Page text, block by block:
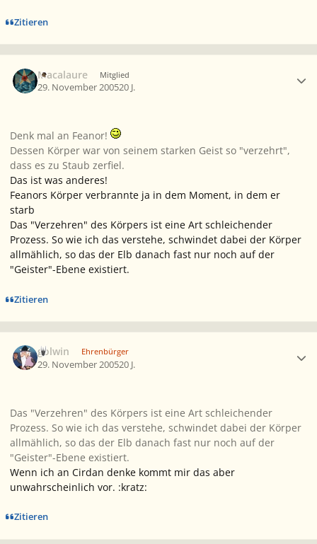
Zitieren
Macalaure Mitglied
29. November 200520 J.
Denk mal an Feanor!
Dessen Körper war von seinem starken Geist so "verzehrt",
dass es zu Staub zerfiel.
Das ist was anderes!
Feanors Körper verbrannte ja in dem Moment, in dem er
starb
Das "Verzehren" des Körpers ist eine Art schleichender
Prozess. So wie ich das verstehe, schwindet dabei der Körper
allmählich, so das der Elb danach fast nur noch auf der
"Geister"-Ebene existiert.
Zitieren
golwin Ehrenbürger
29. November 200520 J.
Das "Verzehren" des Körpers ist eine Art schleichender
Prozess. So wie ich das verstehe, schwindet dabei der Körper
allmählich, so das der Elb danach fast nur noch auf der
"Geister"-Ebene existiert.
Wenn ich an Cirdan denke kommt mir das aber
unwahrscheinlich vor. :kratz:
Zitieren